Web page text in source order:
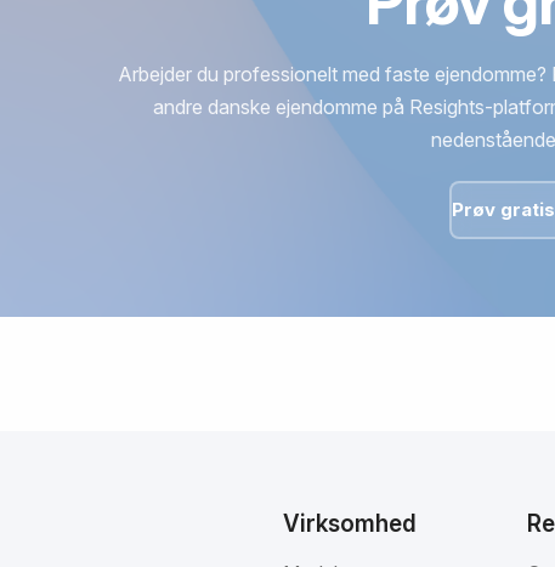
Arbejder du professionelt med faste
andre danske ejendomme på Resights-
Prøv gratis
Virksomhed